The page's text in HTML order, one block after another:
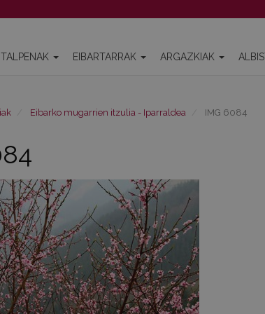
EIBARTARRAK ARGAZKIAK
Eibarko mugarrien itzulia - Iparraldea IMG 6084